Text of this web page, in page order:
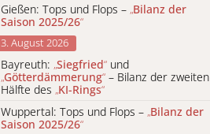
Gießen: Tops und Flops – „Bilanz der
Saison 2025/26“
3. August 2026
Bayreuth: „Siegfried“ und
„Götterdämmerung“ – Bilanz der zweiten
Hälfte des „KI-Rings“
Wuppertal: Tops und Flops – „Bilanz der
Saison 2025/26“